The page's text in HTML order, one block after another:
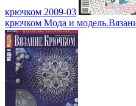
крючком 2009-03
крючком Мода и